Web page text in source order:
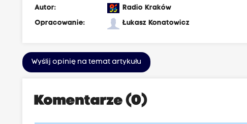
Autor:
Radio Kraków
Opracowanie:
Łukasz Konatowicz
Wyślij opinię na temat artykułu
Komentarze (0)